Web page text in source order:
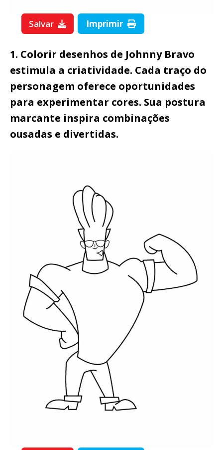
Salvar Imprimir
1. Colorir desenhos de Johnny Bravo
estimula a criatividade. Cada traço do
personagem oferece oportunidades
para experimentar cores. Sua postura
marcante inspira combinações
ousadas e divertidas.